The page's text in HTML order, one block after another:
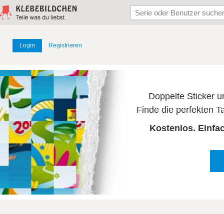
Login Registrieren
Doppelte Sticker
Finde die perfekten
Kostenlos.